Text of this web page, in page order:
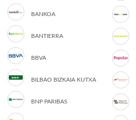
BANKOA
BANTIERRA
BBVA
BILBAO BIZKAIA KUTXA
BNP PARIBAS